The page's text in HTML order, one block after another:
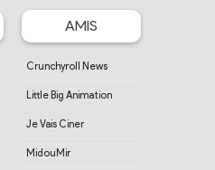
AMIS
Crunchyroll News
Little Big Animation
Je Vais Ciner
MidouMir